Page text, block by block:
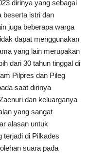
dirinya yang sebagai
beserta istri dan
juga beberapa warga
dapat menggunakan
yang lain merupakan
dari 30 tahun tinggal di
Pilpres dan Pileg
saat dirinya
dan keluarganya
yang sangat
alasan untuk
terjadi di Pilkades
suara pada